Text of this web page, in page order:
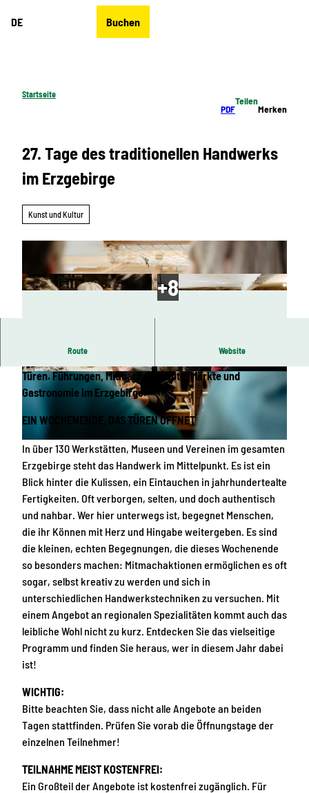
DE Buchen
Startseite
PDF
Teilen
Merken
27. Tage des traditionellen Handwerks
im Erzgebirge
Kunst und Kultur
© Tourismusverband Erzgebirge e.V. | Anna Schalling, Erlebnisheimat Erzgebirge |
© Anna Schalling, Anna Werner @anna_annerk
amera |CC-BY
© Tourismusverband Erzgebirge e.V. | Anna Sch
alling, Erlebnisheimat Erzgebirge |
Route Website
Türen. Führungen, Mitmachangebote, Märkte und
Gastronomie im Erzgebirge.
EIN WOCHENENDE, DAS TÜREN ÖFFNET
In über 130 Werkstätten, Museen und Vereinen im gesamten
Erzgebirge steht das Handwerk im Mittelpunkt. Es ist ein
Blick hinter die Kulissen, ein Eintauchen in jahrhundertealte
Fertigkeiten. Oft verborgen, selten, und doch authentisch
und nahbar. Wer hier unterwegs ist, begegnet Menschen,
die ihr Können mit Herz und Hingabe weitergeben. Es sind
die kleinen, echten Begegnungen, die dieses Wochenende
so besonders machen: Mitmachaktionen ermöglichen es oft
sogar, selbst kreativ zu werden und sich in
unterschiedlichen Handwerkstechniken zu versuchen. Mit
einem Angebot an regionalen Spezialitäten kommt auch das
leibliche Wohl nicht zu kurz. Entdecken Sie das vielseitige
Programm und finden Sie heraus, wer in diesem Jahr dabei
ist!
WICHTIG:
Bitte beachten Sie, dass nicht alle Angebote an beiden
Tagen stattfinden. Prüfen Sie vorab die Öffnungstage der
einzelnen Teilnehmer!
TEILNAHME MEIST KOSTENFREI:
Ein Großteil der Angebote ist kostenfrei zugänglich. Für